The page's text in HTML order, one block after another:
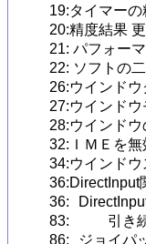
19:タイマー
20:精度結果
21: パフォー
22: ソフトの
26:ウインド
27:ウインド
28:ウインド
32:ＩＭＥを無
34:ウインド
36:DirectInput
36:	DirectInput7 の取得中... 成功
83:		引き続き初期化処理... 初期化成功
86:	ジョイパッドの初期化...